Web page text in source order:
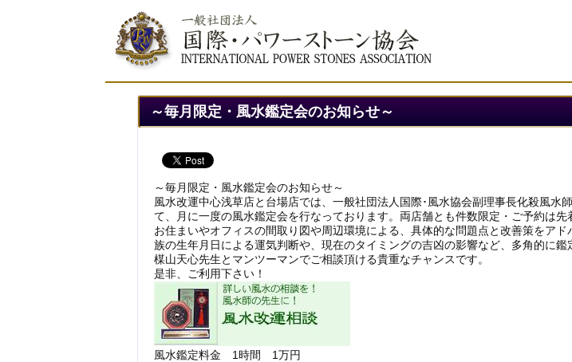
～毎月限定・風水鑑定会のお知らせ～
～毎月限定・風水鑑定会のお知らせ～
風水改運中心浅草店と台場店では、一般社団法人国際･風水協会副理事長化殺風水
て、月に一度の風水鑑定会を行なっております。両店舗とも件数限定・ご予約は先
お住まいやオフィスの間取り図や周辺環境による、具体的な問題点と改善策をア
族の生年月日による運気判断や、現在のタイミングの吉凶の影響など、多角的に鑑
楳山天心先生とマンツーマンでご相談頂ける貴重なチャンスです。
是非、ご利用下さい！
風水鑑定料金 1時間 1万円